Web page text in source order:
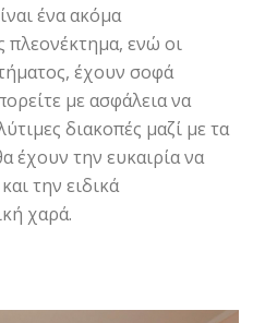
ένα ακόμα
πλεονέκτημα, ενώ οι
έχουν σοφά
με ασφάλεια να
διακοπές μαζί με τα
έχουν την ευκαιρία να
την ειδικά
χαρά.